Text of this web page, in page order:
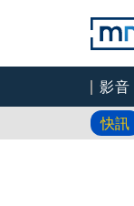
影音
快訊